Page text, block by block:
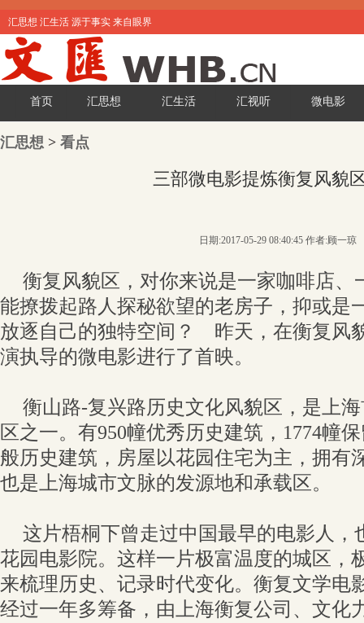
汇思想 汇生活 源于事实 来自眼界
首页 汇思想 汇生活 汇视听 微电影
汇思想 > 看点
三部微电影提炼衡复风貌
日期:2017-05-29 08:40:45 作者:顾一琼
衡复风貌区，对你来说是一家咖啡店、
能撩拨起路人探秘欲望的老房子，抑或是
放逐自己的独特空间？ 昨天，在衡复风
演执导的微电影进行了首映。
衡山路-复兴路历史文化风貌区，是上
区之一。有950幢优秀历史建筑，1774幢
般历史建筑，房屋以花园住宅为主，拥有
也是上海城市文脉的发源地和承载区。
这片梧桐下曾走过中国最早的电影人，
花园电影院。这样一片极富温度的城区，
来梳理历史、记录时代变化。衡复文学电
经过一年多筹备，由上海衡复公司、文化